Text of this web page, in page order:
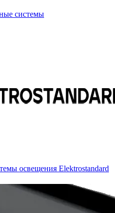
системы
освещения Elektrostandard